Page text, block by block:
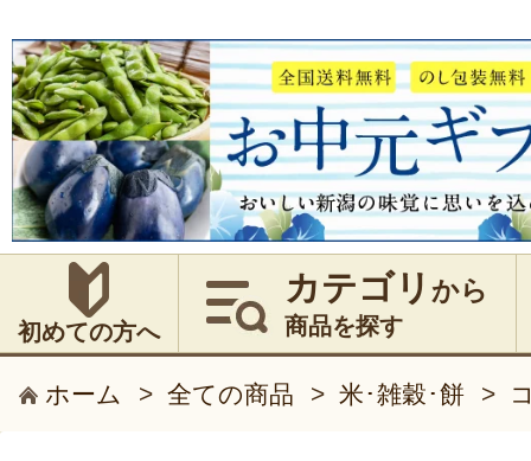
初めての方へ
カテゴリ から
商品を探す
ホーム > 全ての商品 > 米･雑穀･餅 >